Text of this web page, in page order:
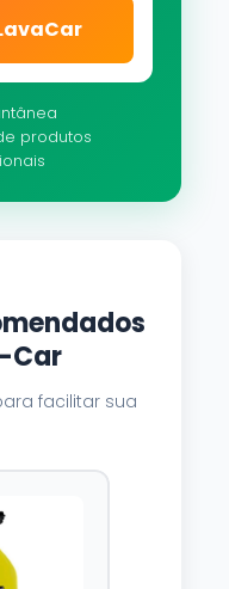
produtos
Car
facilitar sua